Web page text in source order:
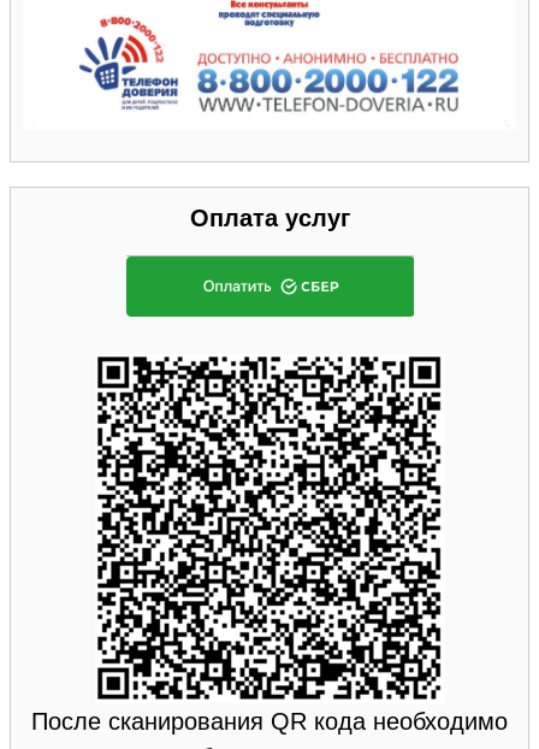
Оплата услуг
После сканирования QR кода необходимо